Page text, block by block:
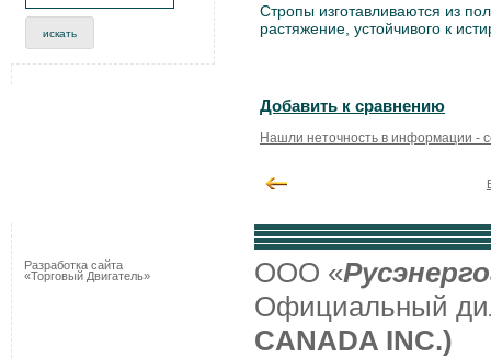
Стропы изготавливаются из
растяжение, устойчивого к
Добавить к сравнению
Нашли неточность в информации -
Разработка сайта
«Торговый Двигатель»
ООО «
Официальный
CANADA INC.)